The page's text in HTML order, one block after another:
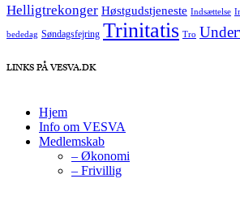
Helligtrekonger Høstgudstjeneste Indsættelse
bededag Søndagsfejring Trinitatis Tro
LINKS PÅ VESVA.DK
Hjem
Info om VESVA
Medlemskab
– Økonomi
– Frivillig